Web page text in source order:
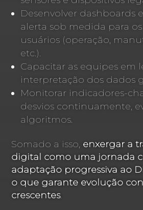
Desenvolver dashboards
alerta sob medida para
usuários (operação,
etc.).
Capacitar as equipes em
interpretação dos dados
Monitorar indicadores-
desvios continuamente,
algoritmos.
Somado a isso, enxergar a
digital como uma jornada
adaptação progressiva ao
o que garante evolução
crescentes.